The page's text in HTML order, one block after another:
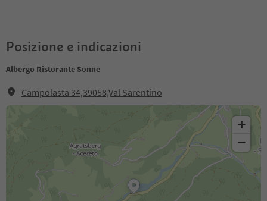
Posizione e indicazioni
Albergo Ristorante Sonne
Campolasta 34,39058,Val Sarentino
+
−